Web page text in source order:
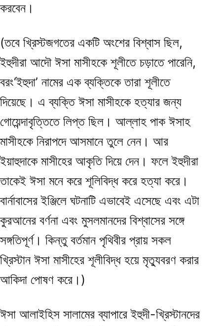
করবেন।
(তবে খ্রিস্টজগতের একটি অংশের বিশ্বাস ছিল,
ইহুদীরা আদৌ ঈসা মাসীহকে শূলীতে চড়াতে পারেনি,
বরং‘ইহুদা’ নামের এক ব্যক্তিকে তারা শূলীতে
দিয়েছে। এ ব্যক্তি ঈসা মাসীহকে হত্যার জন্য
গোয়েন্দাবৃত্তিতে লিপ্ত ছিল। আল্লাহ পাক ঈসাহ
মাসীহকে নিরাপদে আসমানে তুলে নেন। আর
ইয়াহুদাকে মাসীহের আকৃতি দিয়ে দেন। ফলে ইহুদীরা
তাকেই ঈসা মনে করে শূলিবিদ্ধ করে হত্যা করে।
বার্নাবাসের ইঞ্জিলে ঘটনাটি এভাবেই এসেছে এবং এটা
কুরআনের বর্ণনা এবং মুসলমানদের বিশ্বাসের সঙ্গে
সঙ্গতিপূর্ণ। কিন্তু বর্তমান পৃথিবীর প্রায় সকল
খ্রিস্টান ঈসা মাসীহের শূলীবিদ্ধ হয়ে মৃত্যুবরণ করার
আকিদা পোষণ করে।)
ঈসা আলাইহিস সালামের ব্যাপারে ইহুদী-খ্রিস্টানদের